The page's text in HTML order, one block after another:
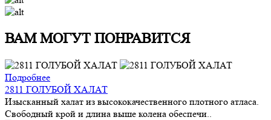
ВАМ МОГУТ ПОНРАВИТСЯ
Подробнее
2811 ГОЛУБОЙ ХАЛАТ
Изысканный халат из высококачественного плотного атласа.
Свободный крой и длина выше колена обеспечи..